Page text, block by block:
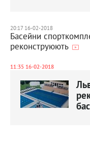
20:17 16-02-2018
Басейни
реконструюють
11:35 16-02-2018